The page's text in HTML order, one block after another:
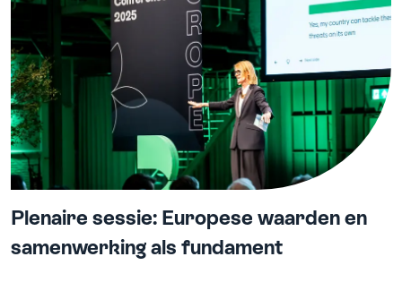
Plenaire sessie: Europese waarden en
samenwerking als fundament